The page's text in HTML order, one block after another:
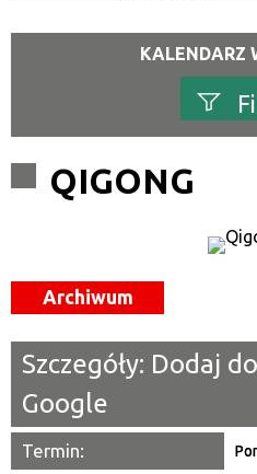
KALENDARZ
Miejsce
QIGONG
Archiwum
Szczegóły: Dodaj
Google
Termin: